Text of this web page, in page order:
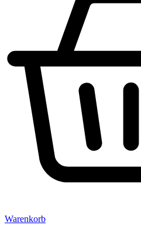
Warenkorb